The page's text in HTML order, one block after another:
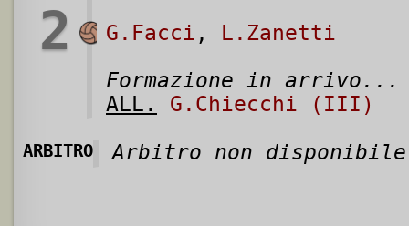
2 G.Facci , L.Zanetti
Formazione in arrivo...
ALL.
G.Chiecchi (III)
ARBITRO Arbitro non disponibile